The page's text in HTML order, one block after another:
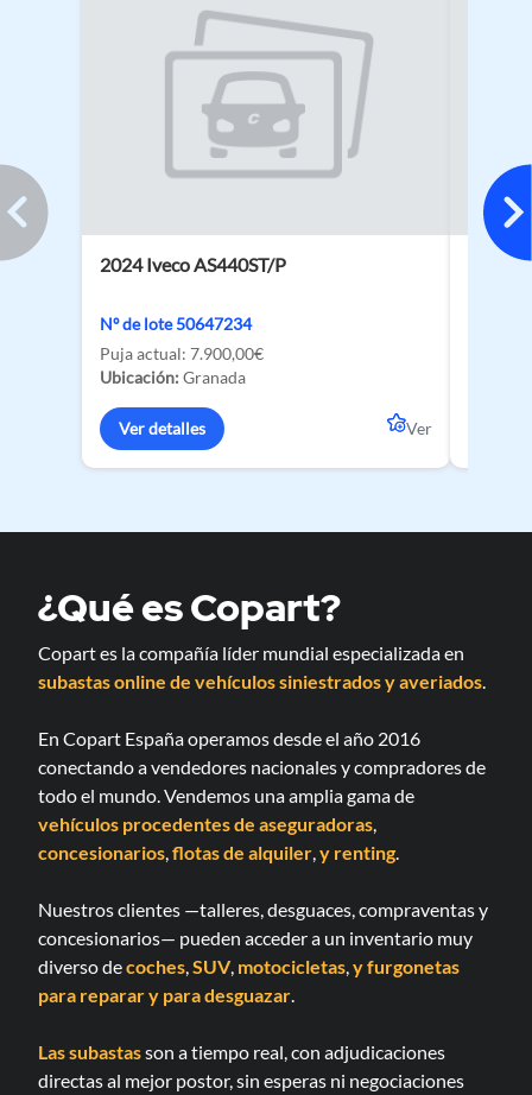
2024 Iveco AS440ST/P
Nº de lote 50647234
Puja actual: 7.900,00€
Ubicación: Granada
Ver detalles Ver
2026
¿Qué es Copart?
Copart es la compañía líder mundial especializada en
subastas online de vehículos siniestrados y averiados
En Copart España operamos desde el año 2016
conectando a vendedores nacionales y compradores de
todo el mundo. Vendemos una amplia gama de
vehículos procedentes de aseguradoras
concesionarios flotas de alquiler y renting
Nuestros clientes —talleres, desguaces, compraventas y
concesionarios— pueden acceder a un inventario muy
diverso decoches SUV, motocicletas y furgonetas
para reparary para desguazar
Las subastasson a tiempo real, con adjudicaciones
directas al mejor postor, sin esperas ni negociaciones